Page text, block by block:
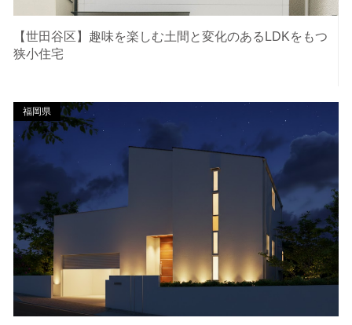
【世田谷区】趣味を楽しむ土間と変化のあるLDKをもつ
狭小住宅
福岡県